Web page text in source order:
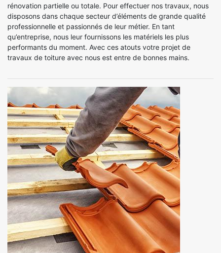
rénovation partielle ou totale. Pour effectuer nos travaux, nous
disposons dans chaque secteur d’éléments de grande qualité
professionnelle et passionnés de leur métier. En tant
qu’entreprise, nous leur fournissons les matériels les plus
performants du moment. Avec ces atouts votre projet de
travaux de toiture avec nous est entre de bonnes mains.